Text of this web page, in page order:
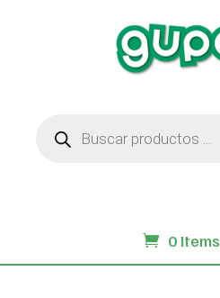
productos
0 Items